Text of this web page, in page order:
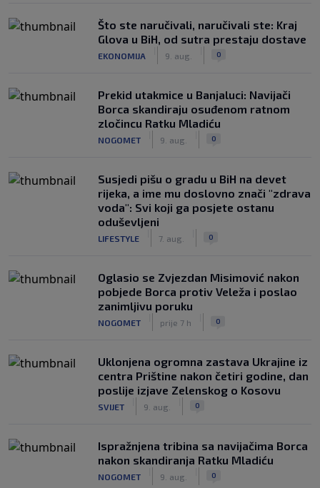
Što ste naručivali, naručivali ste: Kraj
Glova u BiH, od sutra prestaju dostave
EKONOMIJA 9. aug. 0
Prekid utakmice u Banjaluci: Navijači
Borca skandiraju osuđenom ratnom
zločincu Ratku Mladiću
NOGOMET 9. aug. 0
Susjedi pišu o gradu u BiH na devet
rijeka, a ime mu doslovno znači "zdrava
voda": Svi koji ga posjete ostanu
oduševljeni
LIFESTYLE 7. aug. 0
Oglasio se Zvjezdan Misimović nakon
pobjede Borca protiv Veleža i poslao
zanimljivu poruku
NOGOMET prije 7 h 0
Uklonjena ogromna zastava Ukrajine iz
centra Prištine nakon četiri godine, dan
poslije izjave Zelenskog o Kosovu
SVIJET 9. aug. 0
Ispražnjena tribina sa navijačima Borca
nakon skandiranja Ratku Mladiću
NOGOMET 9. aug. 0